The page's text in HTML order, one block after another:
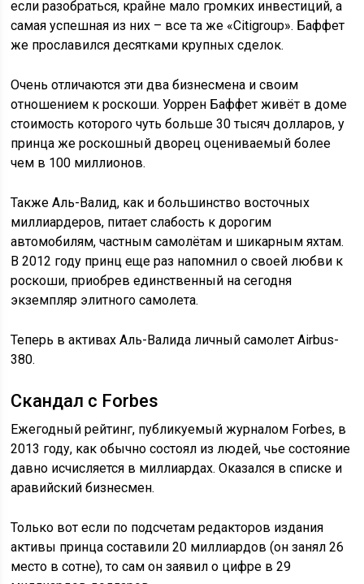
если разобраться, крайне мало громких инвестиций, а
самая успешная из них – все та же «Citigroup». Баффет
же прославился десятками крупных сделок.
Очень отличаются эти два бизнесмена и своим
отношением к роскоши. Уоррен Баффет живёт в доме
стоимость которого чуть больше 30 тысяч долларов, у
принца же роскошный дворец оцениваемый более
чем в 100 миллионов.
Также Аль-Валид, как и большинство восточных
миллиардеров, питает слабость к дорогим
автомобилям, частным самолётам и шикарным яхтам.
В 2012 году принц еще раз напомнил о своей любви к
роскоши, приобрев единственный на сегодня
экземпляр элитного самолета.
Теперь в активах Аль-Валида личный самолет Airbus-
380.
Скандал с Forbes
Ежегодный рейтинг, публикуемый журналом Forbes, в
2013 году, как обычно состоял из людей, чье состояние
давно исчисляется в миллиардах. Оказался в списке и
аравийский бизнесмен.
Только вот если по подсчетам редакторов издания
активы принца составили 20 миллиардов (он занял 26
место в сотне), то сам он заявил о цифре в 29